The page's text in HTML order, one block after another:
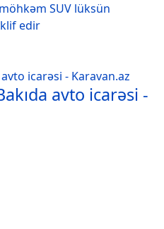
SUV lüksün
edir
avto icarəsi -